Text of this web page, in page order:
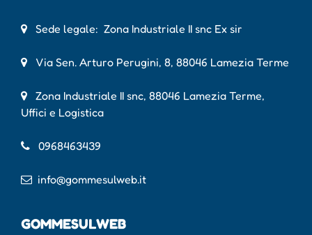
Sede legale: Zona Industriale II snc Ex sir
Via Sen. Arturo Perugini, 8, 88046 Lamezia Terme
Zona Industriale II snc, 88046 Lamezia Terme,
Uffici e Logistica
0968463439
info@gommesulweb.it
GOMMESULWEB